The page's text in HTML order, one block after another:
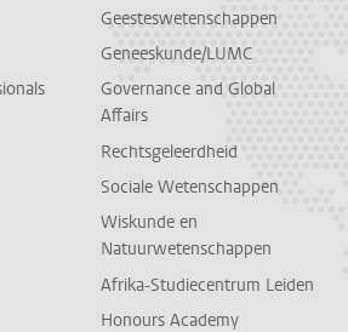
Geesteswetenschappen
Geneeskunde/LUMC
Governance and Global
Affairs
Rechtsgeleerdheid
Sociale Wetenschappen
Wiskunde en
Natuurwetenschappen
Afrika-Studiecentrum Leiden
Honours Academy